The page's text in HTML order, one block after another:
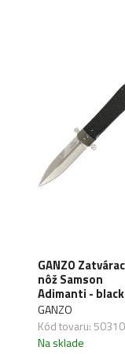
GANZO
nôž Samson
Adimanti - black
GANZO
Kód tovaru:
Na sklade